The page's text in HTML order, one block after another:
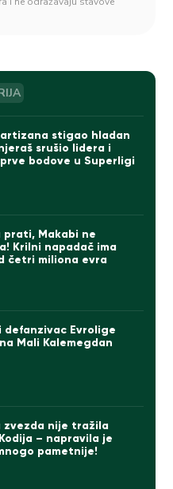
stigao hladan
srušio lidera i
bodove u Superligi
prati, Makabi ne
Krilni napadač ima
četri miliona evra
defanzivac Evrolige
Mali Kalemegdan
zvezda nije tražila
– napravila je
pametnije!